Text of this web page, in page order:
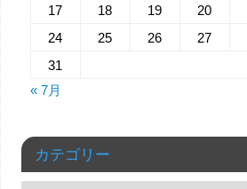
17
18 19 20
24
25 26 27
31
« 7月
カテゴリー